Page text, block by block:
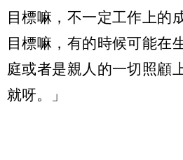
目標嘛，不一定工作上的
目標嘛，有的時候可能在
庭或者是親人的一切照顧
就呀。」